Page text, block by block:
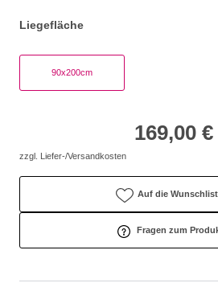
Liegefläche
90x200cm
169,00 €
zzgl. Liefer-/Versandkosten
Auf die
Fragen zum